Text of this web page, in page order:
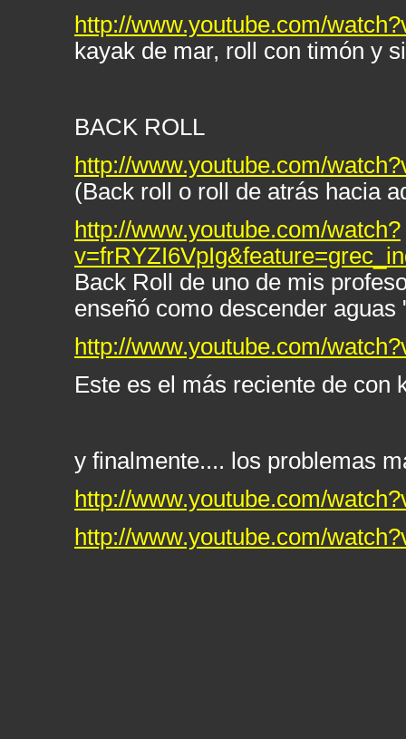
http://www.youtube.com/
kayak de mar, roll con timón y
BACK ROLL
http://www.youtube.com/
(Back roll o roll de atrás hacia
http://www.youtube.com/watch?
Back Roll de uno de mis
enseñó como descender
http://www.youtube.com/
Este es el más reciente de con
y finalmente.... los problemas
http://www.youtube.com/
http://www.youtube.com/